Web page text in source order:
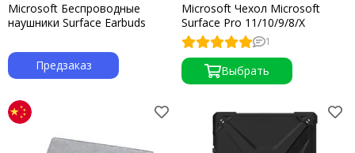
Microsoft Беспроводные
наушники Surface Earbuds
Предзаказ
Microsoft Чехол Microsoft
Surface Pro 11/10/9/8/X
1
Выбрать